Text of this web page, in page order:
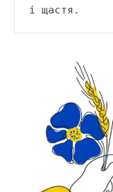
і щастя.